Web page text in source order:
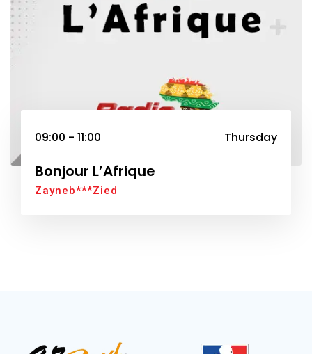
09:00 - 11:00 Thursday
Bonjour L’Afrique
Zayneb***Zied